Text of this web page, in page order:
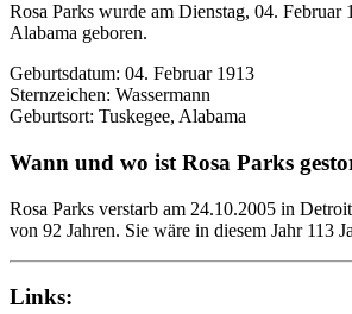
Rosa Parks wurde am Dienstag, 04. Februar
Alabama geboren.
Geburtsdatum: 04. Februar 1913
Sternzeichen: Wassermann
Geburtsort: Tuskegee, Alabama
Wann und wo ist Rosa Parks
Rosa Parks verstarb am 24.10.2005 in
von 92 Jahren. Sie wäre in diesem Jahr 113
Links: